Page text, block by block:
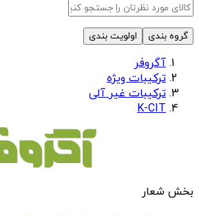
گروه بندی اولویت بندی
آگروفر
ترکیبات ویژه
ترکیبات غیر آلی
K-CIT
بخش شعار